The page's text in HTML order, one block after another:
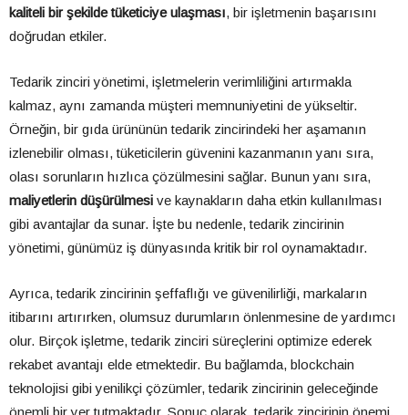
kaliteli bir şekilde tüketiciye ulaşması, bir işletmenin başarısını
doğrudan etkiler.
Tedarik zinciri yönetimi, işletmelerin verimliliğini artırmakla
kalmaz, aynı zamanda müşteri memnuniyetini de yükseltir.
Örneğin, bir gıda ürününün tedarik zincirindeki her aşamanın
izlenebilir olması, tüketicilerin güvenini kazanmanın yanı sıra,
olası sorunların hızlıca çözülmesini sağlar. Bunun yanı sıra,
maliyetlerin düşürülmesi ve kaynakların daha etkin kullanılması
gibi avantajlar da sunar. İşte bu nedenle, tedarik zincirinin
yönetimi, günümüz iş dünyasında kritik bir rol oynamaktadır.
Ayrıca, tedarik zincirinin şeffaflığı ve güvenilirliği, markaların
itibarını artırırken, olumsuz durumların önlenmesine de yardımcı
olur. Birçok işletme, tedarik zinciri süreçlerini optimize ederek
rekabet avantajı elde etmektedir. Bu bağlamda, blockchain
teknolojisi gibi yenilikçi çözümler, tedarik zincirinin geleceğinde